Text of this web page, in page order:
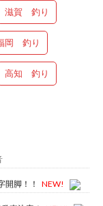
滋賀 釣り
岡 釣り
高知 釣り
脚！！ NEW!